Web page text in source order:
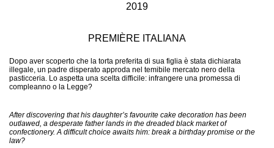
2019
PREMIÈRE ITALIANA
Dopo aver scoperto che la torta preferita di sua figlia è stata dichiarata
illegale, un padre disperato approda nel temibile mercato nero della
pasticceria. Lo aspetta una scelta difficile: infrangere una promessa di
compleanno o la Legge?
After discovering that his daughter’s favourite cake decoration has been
outlawed, a desperate father lands in the dreaded black market of
confectionery. A difficult choice awaits him: break a birthday promise or the
law?